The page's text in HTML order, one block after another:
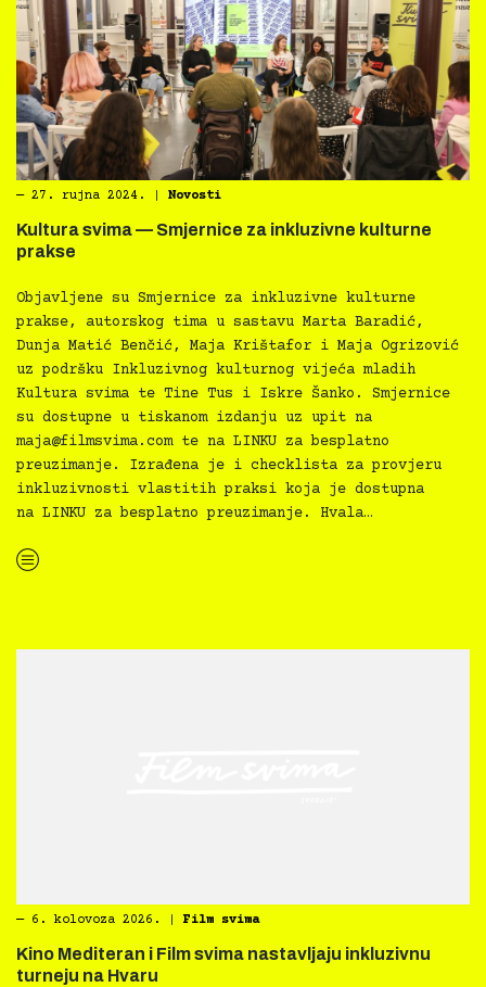
― 27. rujna 2024. Novosti
Kultura svima — Smjernice za inkluzivne kulturne
prakse
Objavljene su Smjernice za inkluzivne kulturne
prakse, autorskog tima u sastavu Marta Baradić,
Dunja Matić Benčić, Maja Krištafor i Maja Ogrizović
uz podršku Inkluzivnog kulturnog vijeća mladih
Kultura svima te Tine Tus i Iskre Šanko. Smjernice
su dostupne u tiskanom izdanju uz upit na
maja@filmsvima.comte na LINKU za besplatno
preuzimanje. Izrađena je i checklista za provjeru
inkluzivnosti vlastitih praksi koja je dostupna
na LINKU za besplatno preuzimanje. Hvala…
“Kultura svima — Smjernice za inkluzivne kulturne prakse”
― 6. kolovoza 2026. Film svima
Kino Mediteran i Film svima nastavljaju inkluzivnu
turneju na Hvaru